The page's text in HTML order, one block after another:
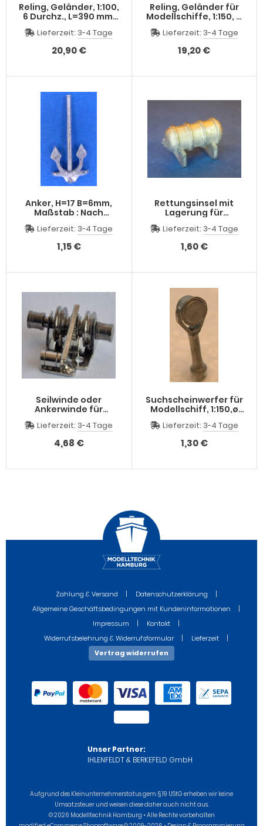
Reling, Geländer, 1:100,
6 Durchz., L=390 mm,
H=11,85 mm, geätzt. 1
Hand
Lieferzeit:3-4 Tage
20,90 €
Reling, Geländer für
Modellschiffe, 1:150, 4
Durchz., L=364 mm,
H=8 mm,
Lieferzeit: 3-4 Tage
19,20 €
Anker, H=17 B=6mm,
Maßstab : Nach
Lieferzeit:3-4 Tage
1,15 €
Rettungsinsel mit
Lagerung für
Modellschiff, 1:150 und
1:100, H=9 L=14 B=7mm
Lieferzeit: 3-4 Tage
1,60 €
Seilwinde oder
Ankerwinde für
Modellschiffe, 1:100,
22x17x10 mm,
beweglich, Seil
Lieferzeit:3-4 Tage
4,68 €
Suchscheinwerfer für
Modellschiff, 1:150,ø
Maßstab : 1:150
Lieferzeit: 3-4 Tage
1,30 €
Zahlung & Versand
Datenschutzerklärung
Allgemeine Geschäftsbedingungen mit Kundeninformationen
Impressum
Kontakt
Widerrufsbelehrung & Widerrufsformular
Lieferzeit
Vertrag widerrufen
Unser Partner:
IHLENFELDT & BERKEFELD GmbH
Aufgrund des Kleinunternehmerstatus gem. § 19 UStG erheben wir keine
Umsatzsteuer und weisen diese daher auch nicht aus.
© 2026 Modelltechnik Hamburg • Alle Rechte vorbehalten